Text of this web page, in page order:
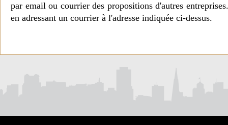
par email ou courrier des propositions d'autres
en adressant un courrier à l'adresse indiquée ci-dessus.